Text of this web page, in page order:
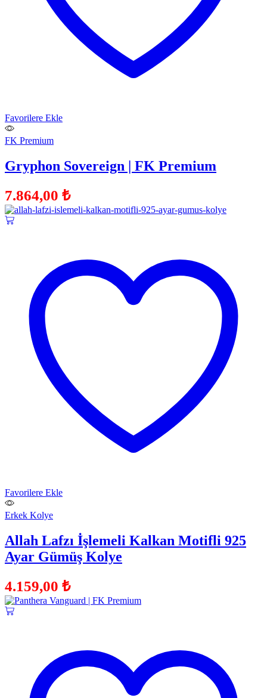
Favorilere Ekle
FK Premium
Gryphon Sovereign | FK Premium
7.864,00 ₺
Favorilere Ekle
Erkek Kolye
Allah Lafzı İşlemeli Kalkan Motifli 925
Ayar Gümüş Kolye
4.159,00 ₺